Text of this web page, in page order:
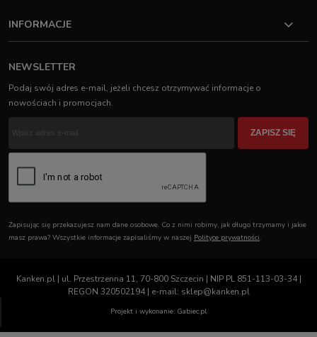
INFORMACJE
NEWSLETTER
Podaj swój adres e-mail, jeżeli chcesz otrzymywać informacje o
nowościach i promocjach.
ZAPISZ SIĘ
Zapisując się przekazujesz nam dane osobowe. Co z nimi robimy, jak długo trzymamy i jakie
masz prawa? Wszystkie informacje zapisaliśmy w naszej Polityce prywatności.
Kanken.pl | ul. Przestrzenna 11, 70-800 Szczecin | NIP PL 851-113-03-34 |
REGON 320502194 | e-mail: sklep@kanken.pl
Projekt i wykonanie: Gabiec.pl